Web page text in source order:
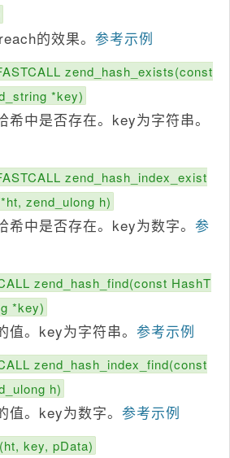
的效果。 参考示例
zend_hash_exists(const
*key)
中是否存在。key为字符串。
zend_hash_index_exist
zend_ulong h)
中是否存在。key为数字。 参
zend_hash_find(const HashT
*key)
。key为字符串。 参考示例
zend_hash_index_find(const
h)
。key为数字。 参考示例
key, pData)